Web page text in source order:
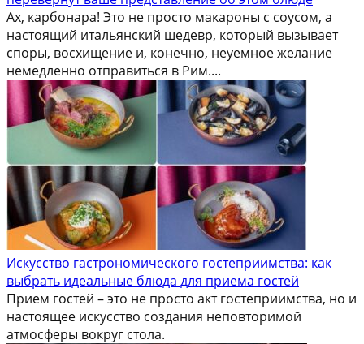
Ах, карбонара! Это не просто макароны с соусом, а
настоящий итальянский шедевр, который вызывает
споры, восхищение и, конечно, неуемное желание
немедленно отправиться в Рим....
Искусство гастрономического гостеприимства: как
выбрать идеальные блюда для приема гостей
Прием гостей – это не просто акт гостеприимства, но и
настоящее искусство создания неповторимой
атмосферы вокруг стола.